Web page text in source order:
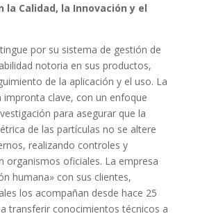
la Calidad, la Innovación y el
por su sistema de gestión de
notoria en sus productos,
de la aplicación y el uso. La
impronta clave, con un enfoque
para asegurar que la
de las partículas no se altere
realizando controles y
organismos oficiales. La empresa
humana» con sus clientes,
los acompañan desde hace 25
transferir conocimientos técnicos a